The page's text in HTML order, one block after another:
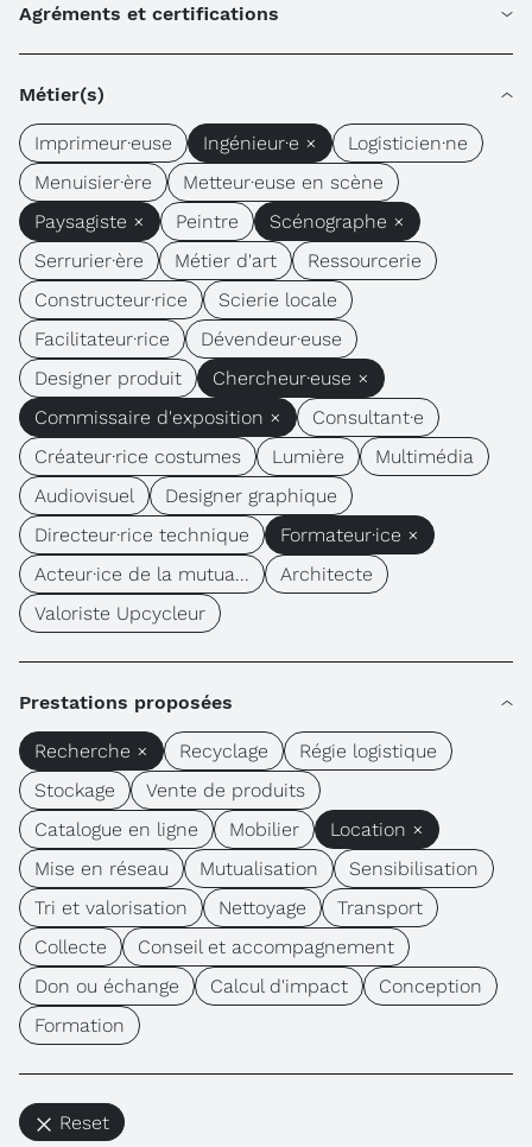
Agréments et certifications
Métier(s)
Imprimeur·euse Ingénieur·e ×
Logisticien·ne
Menuisier·ère
Metteur·euse en scène
Paysagiste ×
Peintre
Scénographe ×
Serrurier·ère
Métier d'art
Ressourcerie
Constructeur·rice
Scierie locale
Facilitateur·rice
Dévendeur·euse
Designer produit
Chercheur·euse ×
Commissaire d'exposition ×
Consultant·e
Créateur·rice costumes
Lumière
Multimédia
Audiovisuel
Designer graphique
Directeur·rice technique
Formateur·ice ×
Acteur·ice de la mutua...
Architecte
Valoriste Upcycleur
Prestations proposées
Recherche × Recyclage
Régie logistique
Stockage
Vente de produits
Catalogue en ligne
Mobilier
Location ×
Mise en réseau
Mutualisation
Sensibilisation
Tri et valorisation
Nettoyage
Transport
Collecte
Conseil et accompagnement
Don ou échange
Calcul d'impact
Conception
Formation
Reset